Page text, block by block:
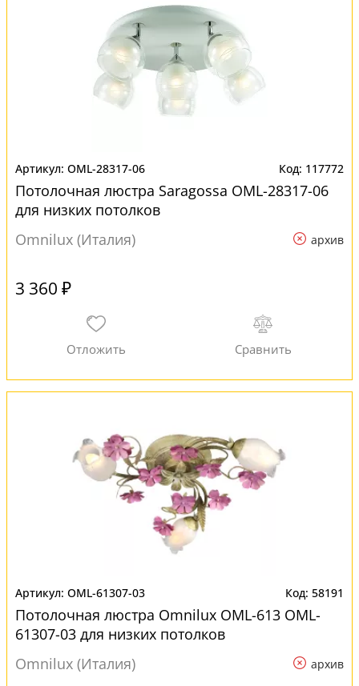
OML-28317-06 117772
Потолочная люстра Saragossa OML-28317-06
для низких потолков
Omnilux (Италия)
архив
3 360 ₽
OML-61307-03 58191
Потолочная люстра Omnilux OML-613 OML-
61307-03 для низких потолков
Omnilux (Италия)
архив